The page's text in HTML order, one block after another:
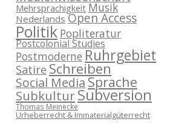
Mehrsprachigkeit Musik
Nederlands Open Access
Politik Popliteratur
Postcolonial Studies
Postmoderne Ruhrgebiet
Satire Schreiben
Social MediaSprache
SubkulturSubversion
Thomas Meinecke
Urheberrecht & Immaterialgüterrecht